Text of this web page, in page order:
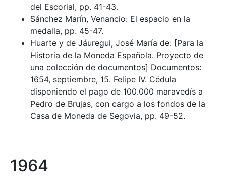
del Escorial, pp. 41-43.
Sánchez Marín, Venancio: El espacio en la
medalla, pp. 45-47.
Huarte y de Jáuregui, José María de: [Para la
Historia de la Moneda Española. Proyecto de
una colección de documentos] Documentos:
1654, septiembre, 15. Felipe IV. Cédula
disponiendo el pago de 100.000 maravedís a
Pedro de Brujas, con cargo a los fondos de la
Casa de Moneda de Segovia, pp. 49-52.
1964